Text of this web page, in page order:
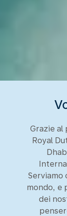
Grazie al
Royal
Serviamo
mondo, e
dei